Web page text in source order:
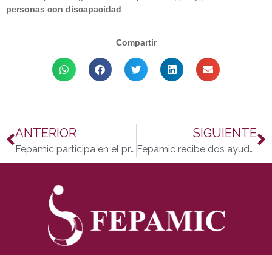
personas con discapacidad
Compartir
ANTERIOR
Fepamic participa en el proyecto «Innovación en Servicios Sociales Socio-Sanitarios a través del intercambio internacional con experiencias latinoamericanas»
SIGUIENTE
Fepamic recibe dos ayudas económicas para el Centro de Formación y Saborea Mediterránea